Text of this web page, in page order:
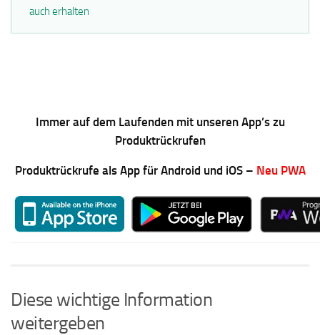
auch erhalten
Immer auf dem Laufenden mit unseren App’s zu
Produktrückrufen
Produktrückrufe als App für Android und iOS – Neu PWA
Diese wichtige Information
weitergeben